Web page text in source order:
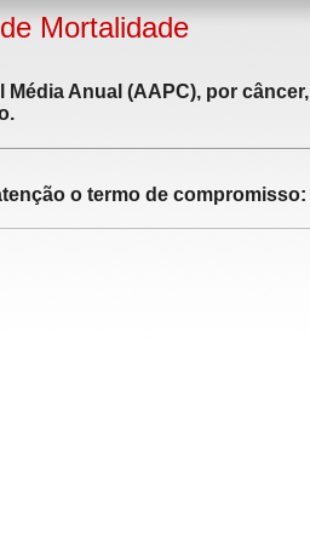
Mortalidade
Média Anual (AAPC), por
o termo de compromisso: